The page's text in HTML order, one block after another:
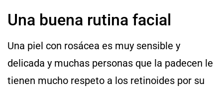
Una buena rutina facial
Una piel con rosácea es muy sensible y
delicada y muchas personas que la padecen le
tienen mucho respeto a los retinoides por su